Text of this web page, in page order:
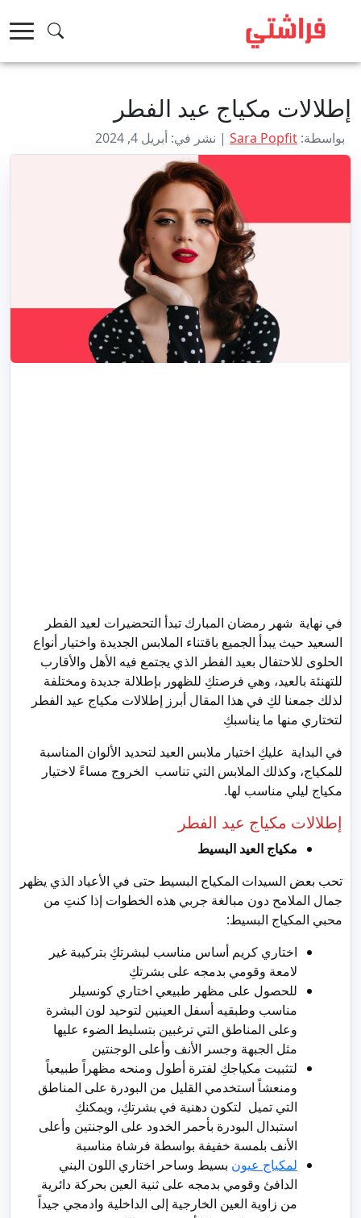
إطلالات مكياج عيد الفطر
بواسطة: Sara Popfit | نشر في: أبريل 4, 2024
في نهاية شهر رمضان المبارك تبدأ التحضيرات لعيد الفطر
السعيد حيث يبدأ الجميع باقتناء الملابس الجديدة واختيار أنواع
الحلوى للاحتفال بعيد الفطر الذي يجتمع فيه الأهل والأقارب
للتهنئة بالعيد، وهي فرصتكِ للظهور بإطلالة جديدة ومختلفة
لذلك جمعنا لكِ في هذا المقال أبرز إطلالات مكياج عيد الفطر
لتختاري منها ما يناسبكِ
في البداية عليكِ اختيار ملابس العيد لتحديد الألوان المناسبة
للمكياج، وكذلك الملابس التي تناسب الخروج مساءً لاختيار
مكياج ليلي مناسب لها.
إطلالات مكياج عيد الفطر
مكياج العيد البسيط
تحب بعض السيدات المكياج البسيط حتى في الأعياد الذي يظهر
جمال الملامح دون مبالغة جربي هذه الخطوات إذا كنتِ من
محبي المكياج البسيط:
اختاري كريم أساس مناسب لبشرتكِ بتركيبة غير
لامعة وقومي بدمجه على بشرتكِ
للحصول على مظهر طبيعي اختاري كونسيلر
مناسب وطبقيه أسفل العينين لتوحيد لون البشرة
وعلى المناطق التي ترغبين بتسليط الضوء عليها
مثل الجبهة وجسر الأنف وأعلى الوجنتين
لتثبيت مكياجكِ لفترة أطول ومنحه مظهراً طبيعياً
ومنعشاً استخدمي القليل من البودرة على المناطق
التي تميل لتكون دهنية في بشرتكِ، ويمكنكِ
استبدال البودرة بأحمر الخدود على الوجنتين وأعلى
الأنف بلمسة خفيفة بواسطة فرشاة مناسبة
لمكياج عيون بسيط وساحر اختاري اللون البني
الدافئ وقومي بدمجه على ثنية العين بحركة دائرية
من زاوية العين الخارجية إلى الداخلية وادمجي جيداً